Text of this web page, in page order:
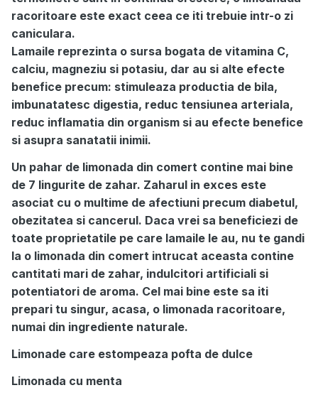
racoritoare este exact ceea ce iti trebuie intr-o zi
caniculara.
Lamaile reprezinta o sursa bogata de vitamina C,
calciu, magneziu si potasiu, dar au si alte efecte
benefice precum: stimuleaza productia de bila,
imbunatatesc digestia, reduc tensiunea arteriala,
reduc inflamatia din organism si au efecte benefice
si asupra sanatatii inimii.
Un pahar de limonada din comert contine mai bine
de 7 lingurite de zahar. Zaharul in exces este
asociat cu o multime de afectiuni precum diabetul,
obezitatea si cancerul. Daca vrei sa beneficiezi de
toate proprietatile pe care lamaile le au, nu te gandi
la o limonada din comert intrucat aceasta contine
cantitati mari de zahar, indulcitori artificiali si
potentiatori de aroma. Cel mai bine este sa iti
prepari tu singur, acasa, o limonada racoritoare,
numai din ingrediente naturale.
Limonade care estompeaza pofta de dulce
Limonada cu menta